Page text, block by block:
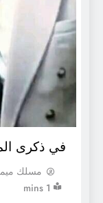
في ذكرى
مسلك
1 mins